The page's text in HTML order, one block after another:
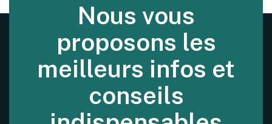
Nous vous
proposons les
meilleurs infos et
conseils